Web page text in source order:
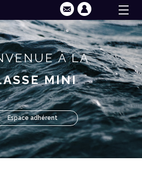
À LA
MINI
Espace adhérent